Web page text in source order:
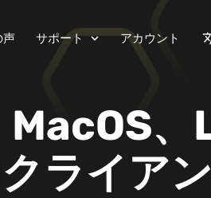
声 サポート expand_more アカウント
ライア